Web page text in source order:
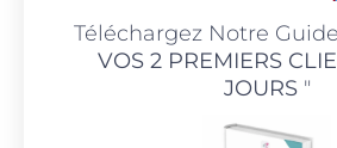
Téléchargez Notre
VOS 2 PREMIERS
JOURS"